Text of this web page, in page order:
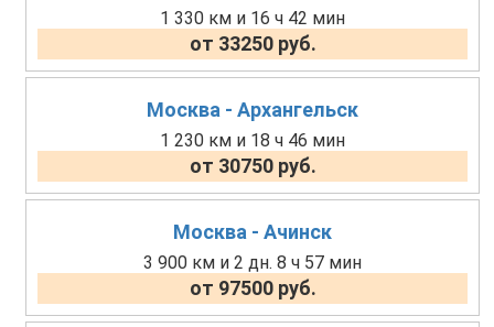
1 330 км и 16 ч 42 мин
от 33250 руб.
Москва - Архангельск
1 230 км и 18 ч 46 мин
от 30750 руб.
Москва - Ачинск
3 900 км и 2 дн. 8 ч 57 мин
от 97500 руб.